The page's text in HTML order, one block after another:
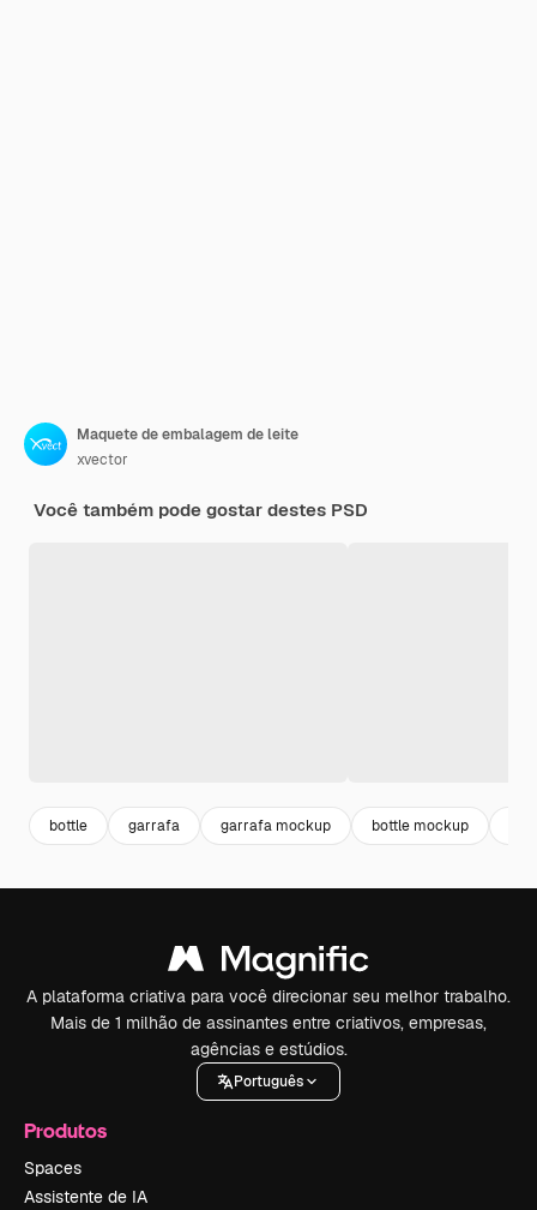
Maquete de embalagem de leite
xvector
Você também pode gostar destes PSD
bottle garrafa garrafa mockup bottle mockup
A plataforma criativa para você direcionar seu melhor trabalho.
Mais de 1 milhão de assinantes entre criativos, empresas,
agências e estúdios.
Português
Produtos
Spaces
Assistente de IA